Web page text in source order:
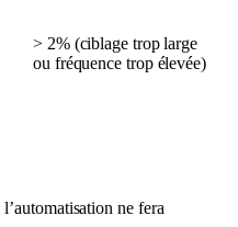
> 2% (ciblage trop large
ou fréquence trop élevée)
ne fera